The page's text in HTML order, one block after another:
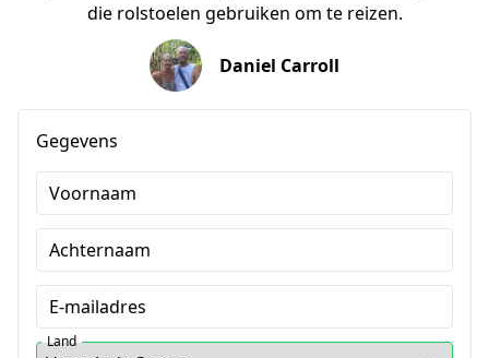
die rolstoelen gebruiken om te reizen.
Daniel Carroll
Gegevens
Voornaam
Achternaam
E-mailadres
Land